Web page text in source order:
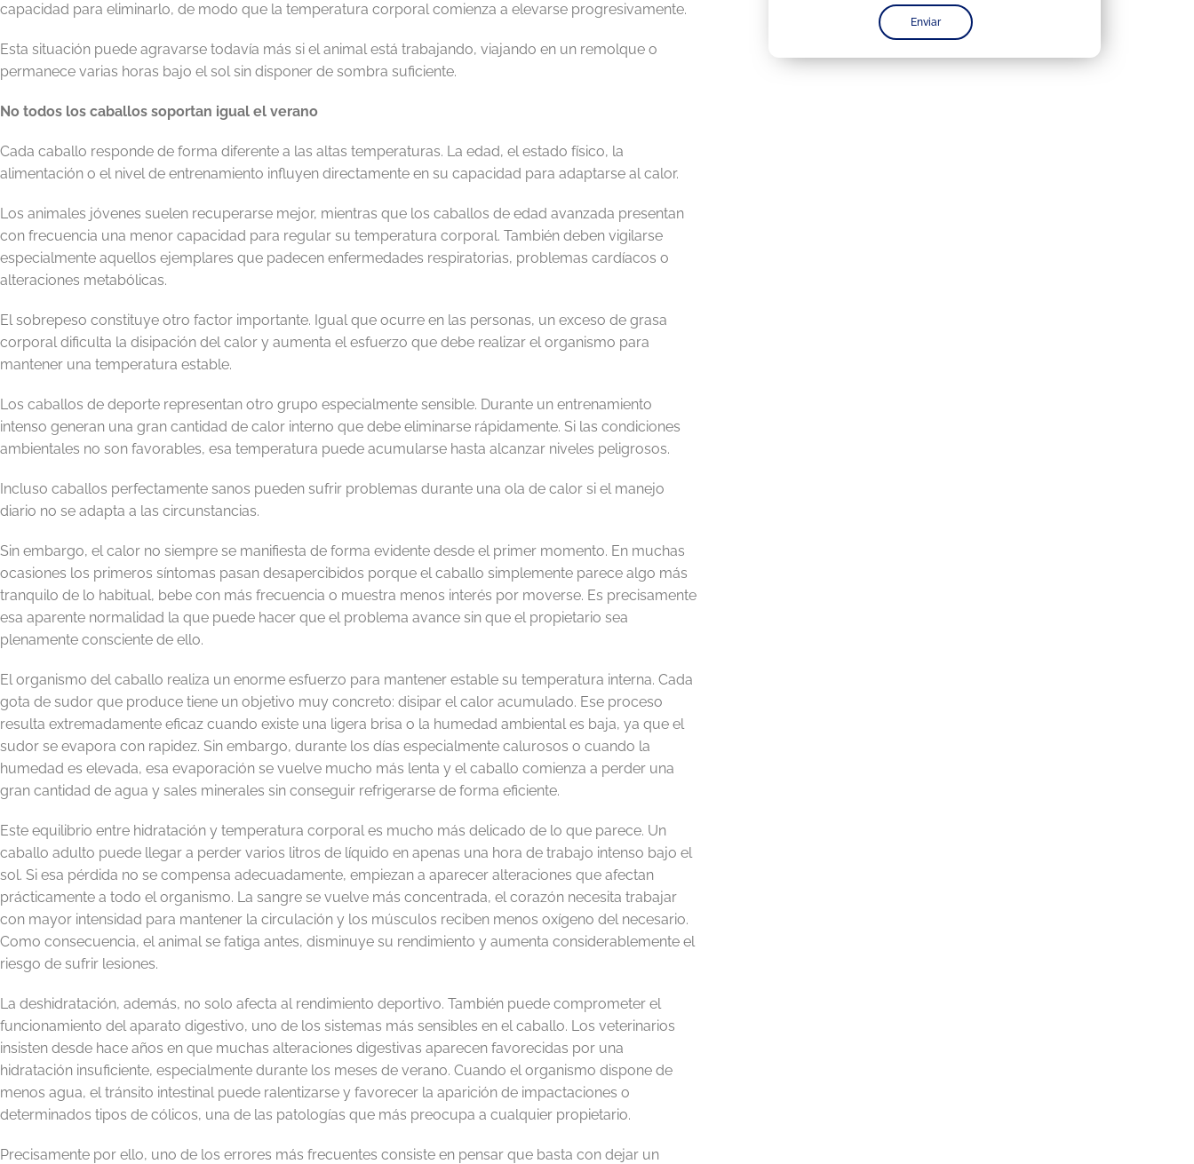
capacidad para eliminarlo, de modo que la temperatura corporal comienza a elevarse progresivamente.
Esta situación puede agravarse todavía más si el animal está trabajando, viajando en un remolque o
permanece varias horas bajo el sol sin disponer de sombra suficiente.
No todos los caballos soportan igual el verano
Cada caballo responde de forma diferente a las altas temperaturas. La edad, el estado físico, la
alimentación o el nivel de entrenamiento influyen directamente en su capacidad para adaptarse al calor.
Los animales jóvenes suelen recuperarse mejor, mientras que los caballos de edad avanzada presentan
con frecuencia una menor capacidad para regular su temperatura corporal. También deben vigilarse
especialmente aquellos ejemplares que padecen enfermedades respiratorias, problemas cardíacos o
alteraciones metabólicas.
El sobrepeso constituye otro factor importante. Igual que ocurre en las personas, un exceso de grasa
corporal dificulta la disipación del calor y aumenta el esfuerzo que debe realizar el organismo para
mantener una temperatura estable.
Los caballos de deporte representan otro grupo especialmente sensible. Durante un entrenamiento
intenso generan una gran cantidad de calor interno que debe eliminarse rápidamente. Si las condiciones
ambientales no son favorables, esa temperatura puede acumularse hasta alcanzar niveles peligrosos.
Incluso caballos perfectamente sanos pueden sufrir problemas durante una ola de calor si el manejo
diario no se adapta a las circunstancias.
Sin embargo, el calor no siempre se manifiesta de forma evidente desde el primer momento. En muchas
ocasiones los primeros síntomas pasan desapercibidos porque el caballo simplemente parece algo más
tranquilo de lo habitual, bebe con más frecuencia o muestra menos interés por moverse. Es precisamente
esa aparente normalidad la que puede hacer que el problema avance sin que el propietario sea
plenamente consciente de ello.
El organismo del caballo realiza un enorme esfuerzo para mantener estable su temperatura interna. Cada
gota de sudor que produce tiene un objetivo muy concreto: disipar el calor acumulado. Ese proceso
resulta extremadamente eficaz cuando existe una ligera brisa o la humedad ambiental es baja, ya que el
sudor se evapora con rapidez. Sin embargo, durante los días especialmente calurosos o cuando la
humedad es elevada, esa evaporación se vuelve mucho más lenta y el caballo comienza a perder una
gran cantidad de agua y sales minerales sin conseguir refrigerarse de forma eficiente.
Este equilibrio entre hidratación y temperatura corporal es mucho más delicado de lo que parece. Un
caballo adulto puede llegar a perder varios litros de líquido en apenas una hora de trabajo intenso bajo el
sol. Si esa pérdida no se compensa adecuadamente, empiezan a aparecer alteraciones que afectan
prácticamente a todo el organismo. La sangre se vuelve más concentrada, el corazón necesita trabajar
con mayor intensidad para mantener la circulación y los músculos reciben menos oxígeno del necesario.
Como consecuencia, el animal se fatiga antes, disminuye su rendimiento y aumenta considerablemente el
riesgo de sufrir lesiones.
La deshidratación, además, no solo afecta al rendimiento deportivo. También puede comprometer el
funcionamiento del aparato digestivo, uno de los sistemas más sensibles en el caballo. Los veterinarios
insisten desde hace años en que muchas alteraciones digestivas aparecen favorecidas por una
hidratación insuficiente, especialmente durante los meses de verano. Cuando el organismo dispone de
menos agua, el tránsito intestinal puede ralentizarse y favorecer la aparición de impactaciones o
determinados tipos de cólicos, una de las patologías que más preocupa a cualquier propietario.
Precisamente por ello, uno de los errores más frecuentes consiste en pensar que basta con dejar un
Enviar